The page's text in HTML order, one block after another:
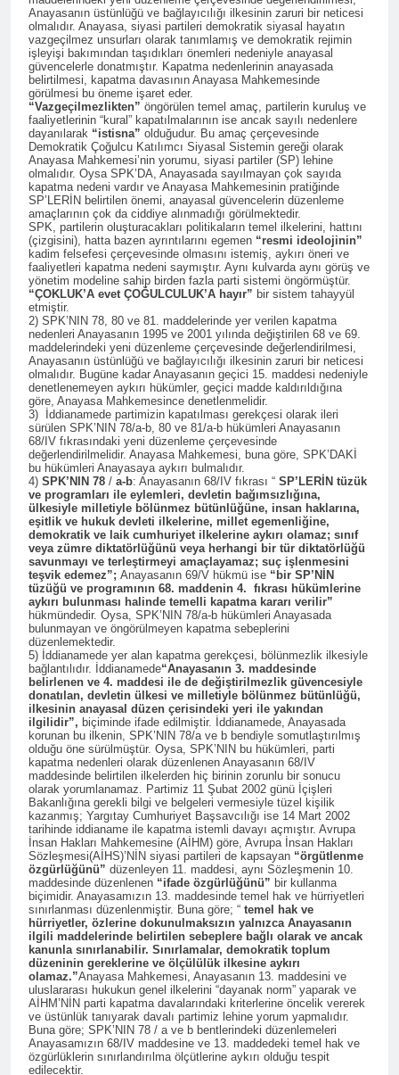
KONGRESİ SONUÇ
BİLDİRİSİ: Basına ve
kamuoyuna
2 Yıl Ago
HAK-PAR 10. OLAĞAN
KONGRESİ; Demokratik ve
sivil bir anayasayı birlikte
yapalım. HAK-PAR taraftır
ve üzerine düşeni yapmaya
hazırdır.
2 Yıl Ago
HAK-PAR GENEL BAŞKANI
DÜZGÜN KAPLAN’IN
10.KONGRE KONUŞMASI
2 Yıl Ago
HAK-PAR 10 KONGRE
KARARLARI
2 Yıl Ago
2 Yıl Ago
HAK-PAR Karakoçan ilçe
başkanı Zeki Sarı’nın amcası,
Parti Meclisi üyemiz
Siracettin Sarı ve HAK-PAR
Avrupa dayanışma derneği
üyesi Dirok Sarı’nın
amcaoğlu Av.Abdulkadir Sarı
İstanbul’da vefat etmişti.
KÜRT-KAV’ın Dersim’de
düzenlediği Dersim
Tertelesi’nin yıldünümünü
anma konferansına, çok
sayıda parti ve stk temsilcisi
katıldı.
2 Yıl Ago
DERSİM’DE GERÇEKLEŞEN
SOYKIRIMIN YARALARI
87 YILDIR KANIYOR
2 Yıl Ago
Hewler Valisi (Parezgahê
Hewlerê) Omid Xoşnav,
Hewler Belediye Başkanı
(Serokê Şeredarîya
Hewlerê) Karzan Abdulhadî
ve beraberindeki heyet, HAK-
PAR Diyarbakır il başkanlığını
ziyaret etti.
2 Yıl Ago
KAHROLSUN
SÖMÜRGECİLİK/YAŞASIN
ÖZGÜRLÜK YAŞASIN 1
MAYIS / BİJÎ 1 GÛLAN
2 Yıl Ago
DUYURU Hak ve
Özgürlükler
Partisi(HAK-PAR)
10. Olağan Büyük
Kongresi
25/05/2024
tarihinde saat
10.00’da aşağıda
belirtilen gündemle
Selanik Caddesi No:
76 Kızılay/
Çankaya/ANKARA
adresinde (TMMOB
Makina
Mühendisleri Odası
Eğitim ve Kültür
Merkezi)
yapılacaktır.
2 Yıl Ago
HAK-PAR Parti Meclisi; ‘Güçlü
demokratik bir seçenek için el
ele verelim’ HAK-PAR Parti
Meclisi 6 Nisan 2024
tarihinde Ankara Genel
Merkez’de toplanarak
gündemindeki konuları
görüştü. 26 Mayıs 2024
tarihinde genel kongresini
yapma kararı alan Parti
Meclisimiz, aşağıdaki bildiriyi
kamuoyu ile paylaşmayı
kararlaştırdı.
2 Yıl Ago
DANİMARKA’DA HAK-PAR
KONFERANSI HAK-PAR
Genel başkanı Düzgün
Kaplan 23 Mart 2024
tarihinde Danimarka’nın
başkenti Kopenhag’da
düzenlenen ’31 Mart 2024
yerel seçimleri ve Kürtler’
adlı konferansa konuk
konuşmacı olarak katıldı.
2 Yıl Ago
31 MART’A 5 KALA
“BİZ BİZE”…
2 Yıl Ago
Seçeneksiz Değiliz 31
MART YEREL SEÇİMLERİ
ve HAK-PAR Kemal Burkay
2 Yıl Ago
HAK-PAR İstanbul
Büyükşehir belediye
başkan adayı Mustafa
Aytaş’ın seçim çalışmaları
devam ediyor.
2 Yıl Ago
Newroz Meşxelên
Rizgariyê ye
2 Yıl Ago
Newroz Kurtuluşun
Meşalesidir!
2 Yıl Ago
HAK-PAR bir heyetle,
Diyarbakır Gazeteciler
Cemiyeti’ni ziyaret etti.
Anayasanın üstünlüğü ve bağlayıcılığı ilkesinin zaruri bir neticesi
olmalıdır. Anayasa, siyasi partileri demokratik siyasal hayatın
vazgeçilmez unsurları olarak tanımlamış ve demokratik rejimin
işleyişi bakımından taşıdıkları önemleri nedeniyle anayasal
güvencelerle donatmıştır. Kapatma nedenlerinin anayasada
belirtilmesi, kapatma davasının Anayasa Mahkemesinde
görülmesi bu öneme işaret eder.
“Vazgeçilmezlikten” öngörülen temel amaç, partilerin kuruluş ve
faaliyetlerinin “kural” kapatılmalarının ise ancak sayılı nedenlere
dayanılarak “istisna” olduğudur. Bu amaç çerçevesinde
Demokratik Çoğulcu Katılımcı Siyasal Sistemin gereği olarak
Anayasa Mahkemesi’nin yorumu, siyasi partiler (SP) lehine
olmalıdır. Oysa SPK’DA, Anayasada sayılmayan çok sayıda
kapatma nedeni vardır ve Anayasa Mahkemesinin pratiğinde
SP’LERİN belirtilen önemi, anayasal güvencelerin düzenleme
amaçlarının çok da ciddiye alınmadığı görülmektedir.
SPK, partilerin oluşturacakları politikaların temel ilkelerini, hattını
(çizgisini), hatta bazen ayrıntılarını egemen “resmi ideolojinin”
kadim felsefesi çerçevesinde olmasını istemiş, aykırı öneri ve
faaliyetleri kapatma nedeni saymıştır. Aynı kulvarda aynı görüş ve
yönetim modeline sahip birden fazla parti sistemi öngörmüştür.
“ÇOKLUK’A evet ÇOĞULCULUK’A hayır” bir sistem tahayyül
etmiştir.
2) SPK’NIN 78, 80 ve 81. maddelerinde yer verilen kapatma
nedenleri Anayasanın 1995 ve 2001 yılında değiştirilen 68 ve 69.
maddelerindeki yeni düzenleme çerçevesinde değerlendirilmesi,
Anayasanın üstünlüğü ve bağlayıcılığı ilkesinin zaruri bir neticesi
olmalıdır. Bugüne kadar Anayasanın geçici 15. maddesi nedeniyle
denetlenemeyen aykırı hükümler, geçici madde kaldırıldığına
göre, Anayasa Mahkemesince denetlenmelidir.
3) İddianamede partimizin kapatılması gerekçesi olarak ileri
sürülen SPK’NIN 78/a-b, 80 ve 81/a-b hükümleri Anayasanın
68/IV fıkrasındaki yeni düzenleme çerçevesinde
değerlendirilmelidir. Anayasa Mahkemesi, buna göre, SPK’DAKİ
bu hükümleri Anayasaya aykırı bulmalıdır.
4) SPK’NIN 78 / a-b: Anayasanın 68/IV fıkrası “ SP’LERİN tüzük
ve programları ile eylemleri, devletin bağımsızlığına,
ülkesiyle milletiyle bölünmez bütünlüğüne, insan haklarına,
eşitlik ve hukuk devleti ilkelerine, millet egemenliğine,
demokratik ve laik cumhuriyet ilkelerine aykırı olamaz; sınıf
veya zümre diktatörlüğünü veya herhangi bir tür diktatörlüğü
savunmayı ve terleştirmeyi amaçlayamaz; suç işlenmesini
teşvik edemez”; Anayasanın 69/V hükmü ise “bir SP’NİN
tüzüğü ve programının 68. maddenin 4. fıkrası hükümlerine
aykırı bulunması halinde temelli kapatma kararı verilir”
hükmündedir. Oysa, SPK’NIN 78/a-b hükümleri Anayasada
bulunmayan ve öngörülmeyen kapatma sebeplerini
düzenlemektedir.
5) İddianamede yer alan kapatma gerekçesi, bölünmezlik ilkesiyle
bağlantılıdır. İddianamede“Anayasanın 3. maddesinde
belirlenen ve 4. maddesi ile de değiştirilmezlik güvencesiyle
donatılan, devletin ülkesi ve milletiyle bölünmez bütünlüğü,
ilkesinin anayasal düzen çerisindeki yeri ile yakından
ilgilidir”, biçiminde ifade edilmiştir. İddianamede, Anayasada
korunan bu ilkenin, SPK’NIN 78/a ve b bendiyle somutlaştırılmış
olduğu öne sürülmüştür. Oysa, SPK’NIN bu hükümleri, parti
kapatma nedenleri olarak düzenlenen Anayasanın 68/IV
maddesinde belirtilen ilkelerden hiç birinin zorunlu bir sonucu
olarak yorumlanamaz. Partimiz 11 Şubat 2002 günü İçişleri
Bakanlığına gerekli bilgi ve belgeleri vermesiyle tüzel kişilik
kazanmış; Yargıtay Cumhuriyet Başsavcılığı ise 14 Mart 2002
tarihinde iddianame ile kapatma istemli davayı açmıştır. Avrupa
İnsan Hakları Mahkemesine (AİHM) göre, Avrupa İnsan Hakları
Sözleşmesi(AİHS)’NİN siyasi partileri de kapsayan “örgütlenme
özgürlüğünü” düzenleyen 11. maddesi, aynı Sözleşmenin 10.
maddesinde düzenlenen “ifade özgürlüğünü” bir kullanma
biçimidir. Anayasamızın 13. maddesinde temel hak ve hürriyetleri
sınırlanması düzenlenmiştir. Buna göre; “ temel hak ve
hürriyetler, özlerine dokunulmaksızın yalnızca Anayasanın
ilgili maddelerinde belirtilen sebeplere bağlı olarak ve ancak
kanunla sınırlanabilir. Sınırlamalar, demokratik toplum
düzeninin gereklerine ve ölçülülük ilkesine aykırı
olamaz.”Anayasa Mahkemesi, Anayasanın 13. maddesini ve
uluslararası hukukun genel ilkelerini “dayanak norm” yaparak ve
AİHM’NİN parti kapatma davalarındaki kriterlerine öncelik vererek
ve üstünlük tanıyarak davalı partimiz lehine yorum yapmalıdır.
Buna göre; SPK’NIN 78 / a ve b bentlerindeki düzenlemeleri
Anayasamızın 68/IV maddesine ve 13. maddedeki temel hak ve
özgürlüklerin sınırlandırılma ölçütlerine aykırı olduğu tespit
edilecektir.